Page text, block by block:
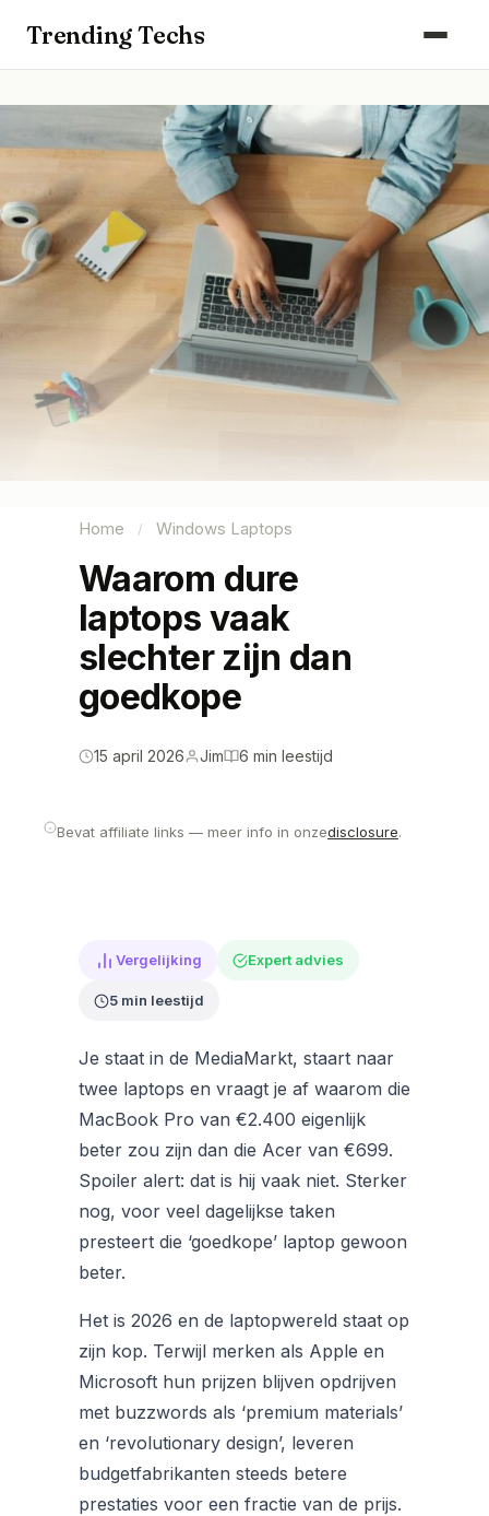
Trending Techs
Keuken & Huishouden
Schoonmaak
Smart Home & Beveiliging
Kantoor & Werkplek
Maak kennis met ons team
Home / Windows Laptops
Waarom dure
laptops vaak
slechter zijn dan
goedkope
15 april 2026 Jim 6 min leestijd
Bevat affiliate links — meer info in onzedisclosure.
Vergelijking Expert advies
5 min leestijd
Je staat in de MediaMarkt, staart naar
twee laptops en vraagt je af waarom die
MacBook Pro van €2.400 eigenlijk
beter zou zijn dan die Acer van €699.
Spoiler alert: dat is hij vaak niet. Sterker
nog, voor veel dagelijkse taken
presteert die ‘goedkope’ laptop gewoon
beter.
Het is 2026 en de laptopwereld staat op
zijn kop. Terwijl merken als Apple en
Microsoft hun prijzen blijven opdrijven
met buzzwords als ‘premium materials’
en ‘revolutionary design’, leveren
budgetfabrikanten steeds betere
prestaties voor een fractie van de prijs.